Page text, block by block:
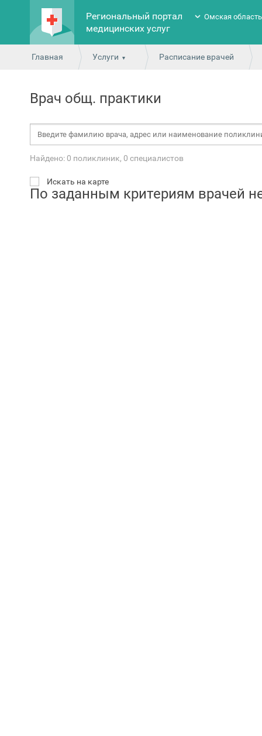
Региональный портал
медицинских услуг
Омская область
Главная Услуги Расписание врачей
Врач общ. практики
Найдено: 0 поликлиник, 0 специалистов
Искать на карте
По заданным критериям врачей